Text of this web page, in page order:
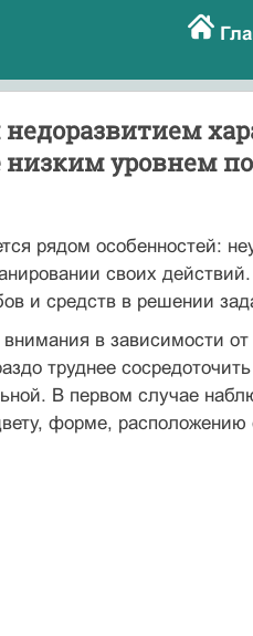
уровнем
рядом особенностей:
своих
и средств в решении
в зависимости
труднее
В первом случае
форме, расположению